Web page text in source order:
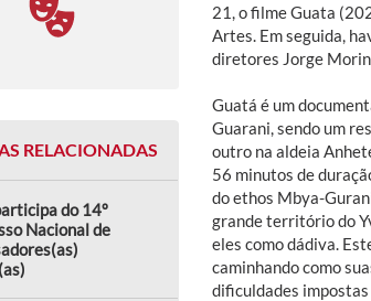
21, o filme Guata
Artes. Em seguida,
diretores Jorge
RELACIONADAS
do 14º
Nacional de
Guatá é um
Guarani, sendo um
outro na aldeia
56 minutos de
do ethos Mbya-
grande território do
eles como dádiva.
caminhando como
dificuldades